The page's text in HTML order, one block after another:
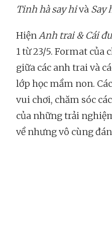
Tinh hà say hivà Say
HiệnAnh trai & Cái
1 từ 23/5. Format
giữa các anh trai và
lớp học mầm non.
vui chơi, chăm sóc
của những trải
về nhưng vô cùng